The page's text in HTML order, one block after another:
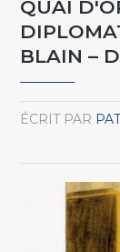
QUAI
BLAIN –
ÉCRIT PAR